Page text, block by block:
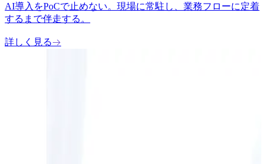
AI導入をPoCで止めない。現場に常駐し、業務フローに定着
するまで伴走する。
詳しく見る→